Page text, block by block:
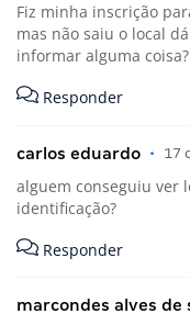
Fiz minha inscrição
mas não saiu o local
informar alguma coisa?
Responder
carlos eduardo • 17
alguem conseguiu ver
identificação?
Responder
marcondes alves de